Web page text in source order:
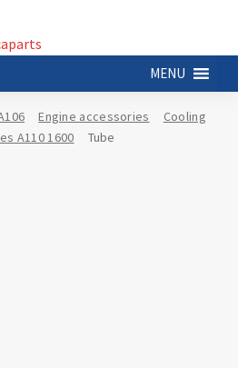
MENU
Engine accessories
Cooling
A110 1600 Tube